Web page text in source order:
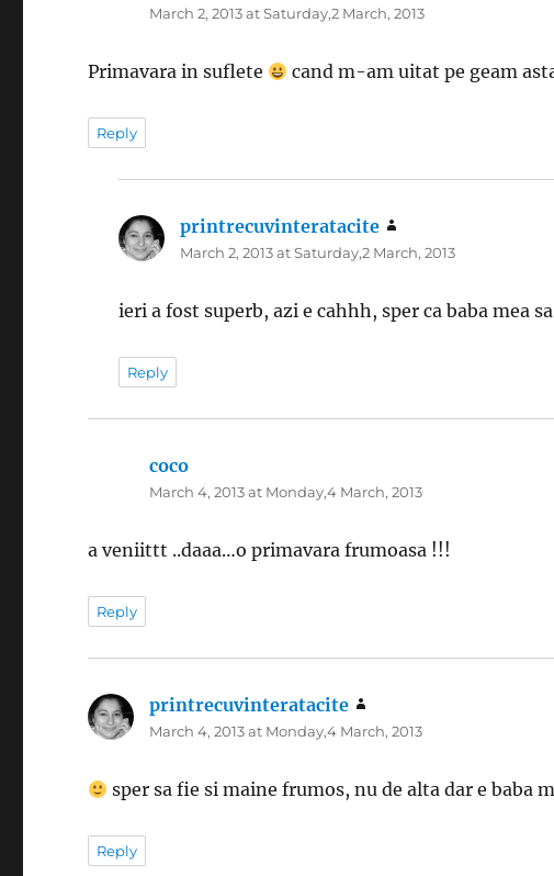
March 2, 2013 at Saturday,2 March, 2013
Primavara in suflete cand m-am uitat pe geam
Reply
printrecuvinteratacite
March 2, 2013 at Saturday,2 March, 2013
ieri a fost superb, azi e cahhh, sper ca baba mea
Reply
coco
March 4, 2013 at Monday,4 March, 2013
a veniittt ..daaa…o primavara frumoasa !!!
Reply
printrecuvinteratacite
March 4, 2013 at Monday,4 March, 2013
sper sa fie si maine frumos, nu de alta dar e baba
Reply